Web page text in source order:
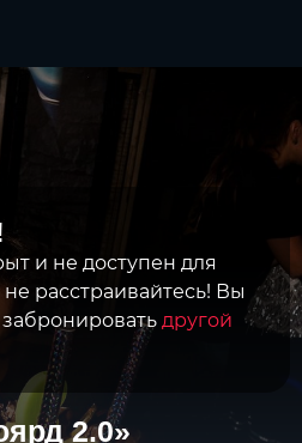
и не доступен для
расстраивайтесь! Вы
другой
2.0»